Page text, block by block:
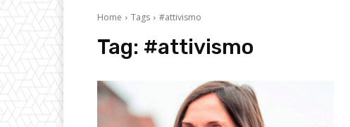
Home Tags #attivismo
Tag: #attivismo